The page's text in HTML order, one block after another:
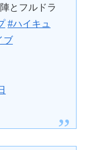
とフルドラ
#ハイキュ
ブ